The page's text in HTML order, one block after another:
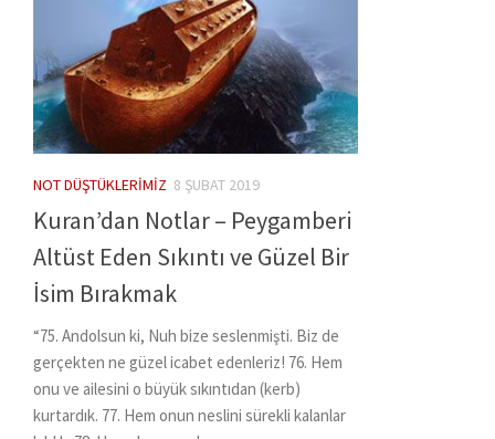
NOT DÜŞTÜKLERIMIZ 8 ŞUBAT 2019
Kuran’dan Notlar – Peygamberi
Altüst Eden Sıkıntı ve Güzel Bir
İsim Bırakmak
“75. Andolsun ki, Nuh bize seslenmişti. Biz de
gerçekten ne güzel icabet edenleriz! 76. Hem
onu ve ailesini o büyük sıkıntıdan (kerb)
kurtardık. 77. Hem onun neslini sürekli kalanlar